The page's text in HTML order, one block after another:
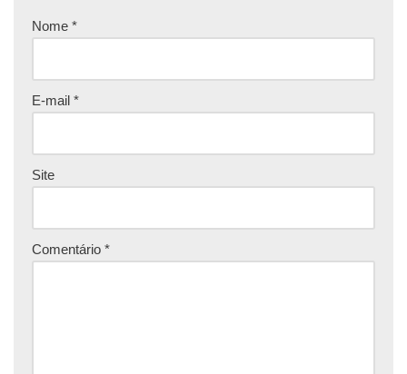
Nome *
E-mail *
Site
Comentário *